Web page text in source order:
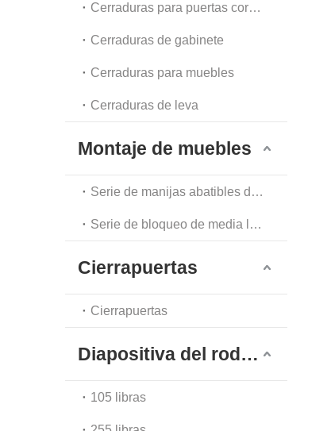
Cerraduras para puertas corredizas de vidrio
Cerraduras de gabinete
Cerraduras para muebles
Cerraduras de leva
Montaje de muebles
Serie de manijas abatibles de un solo punto
Serie de bloqueo de media luna
Cierrapuertas
Cierrapuertas
Diapositiva del rodamiento de bolas
105 libras